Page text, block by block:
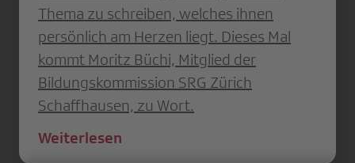
Thema zu schreiben, welches ihnen
persönlich am Herzen liegt. Dieses Mal
kommt Moritz Büchi, Mitglied der
Bildungskommission SRG Zürich
Schaffhausen, zu Wort.
Weiterlesen